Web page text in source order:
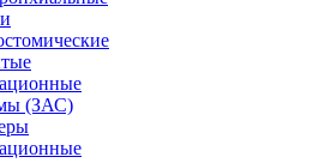
(ЗАС)